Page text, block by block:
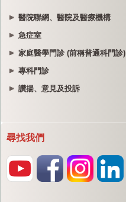
醫院聯網、醫院及醫療機構
急症室
家庭醫學門診 (前稱普通科門診)
專科門診
讚揚、意見及投訴
尋找我們